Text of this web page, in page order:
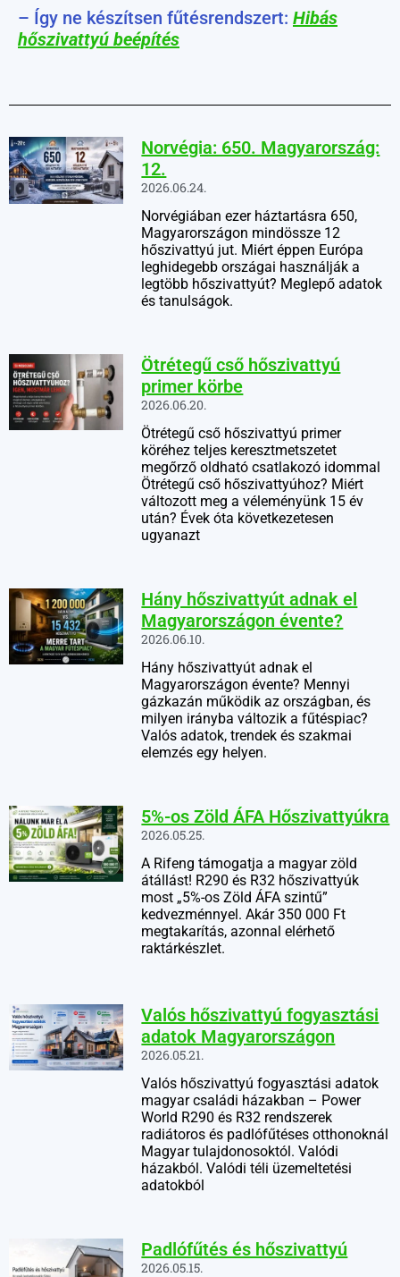
– Így ne készítsen fűtésrendszert: Hibás
hőszivattyú beépítés
Norvégia: 650. Magyarország:
12.
2026.06.24.
Norvégiában ezer háztartásra 650,
Magyarországon mindössze 12
hőszivattyú jut. Miért éppen Európa
leghidegebb országai használják a
legtöbb hőszivattyút? Meglepő adatok
és tanulságok.
Ötrétegű cső hőszivattyú
primer körbe
2026.06.20.
Ötrétegű cső hőszivattyú primer
köréhez teljes keresztmetszetet
megőrző oldható csatlakozó idommal
Ötrétegű cső hőszivattyúhoz? Miért
változott meg a véleményünk 15 év
után? Évek óta következetesen
ugyanazt
Hány hőszivattyút adnak el
Magyarországon évente?
2026.06.10.
Hány hőszivattyút adnak el
Magyarországon évente? Mennyi
gázkazán működik az országban, és
milyen irányba változik a fűtéspiac?
Valós adatok, trendek és szakmai
elemzés egy helyen.
5%-os Zöld ÁFA Hőszivattyúkra
2026.05.25.
A Rifeng támogatja a magyar zöld
átállást! R290 és R32 hőszivattyúk
most „5%-os Zöld ÁFA szintű”
kedvezménnyel. Akár 350 000 Ft
megtakarítás, azonnal elérhető
raktárkészlet.
Valós hőszivattyú fogyasztási
adatok Magyarországon
2026.05.21.
Valós hőszivattyú fogyasztási adatok
magyar családi házakban – Power
World R290 és R32 rendszerek
radiátoros és padlófűtéses otthonoknál
Magyar tulajdonosoktól. Valódi
házakból. Valódi téli üzemeltetési
adatokból
Padlófűtés és hőszivattyú
2026.05.15.